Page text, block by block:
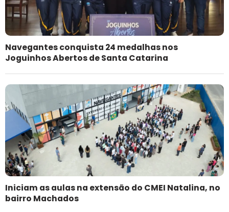
Navegantes conquista 24 medalhas nos
Joguinhos Abertos de Santa Catarina
Iniciam as aulas na extensão do CMEI Natalina, no
bairro Machados